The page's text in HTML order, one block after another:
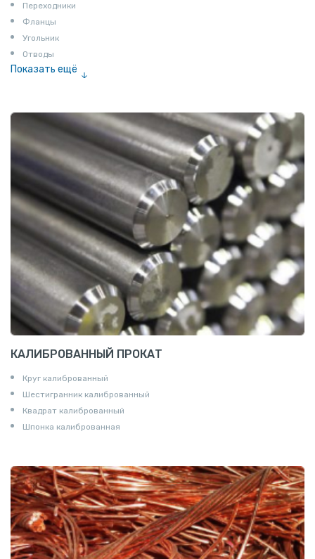
Переходники
Фланцы
Угольник
Отводы
Показать ещё
Соединение «американка»
Штуцеры
Сгоны
Удлинители для труб
Крестовины
Контргайки
КАЛИБРОВАННЫЙ ПРОКАТ
Круг калиброванный
Шестигранник калиброванный
Квадрат калиброванный
Шпонка калиброванная